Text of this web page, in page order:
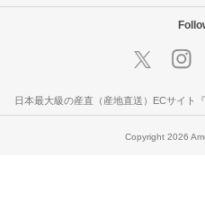
日本最大級の産直（産地直送）ECサイト
Copyright 2026